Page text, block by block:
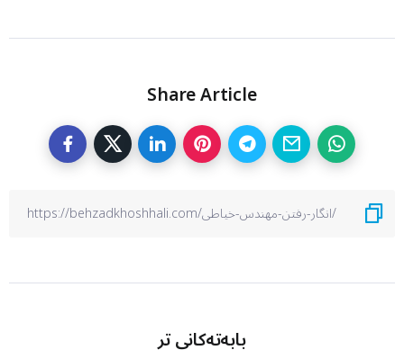
Share Article
بابەتەکانی تر